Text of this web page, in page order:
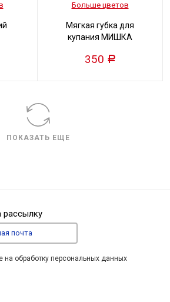
Больше цветов
Мягкая губка для
купания МИШКА
350 Р
ПОКАЗАТЬ ЕЩЕ
рассылку
на обработку персональных данных